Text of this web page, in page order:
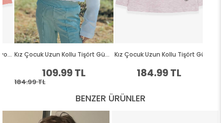
BENZER ÜRÜNLER